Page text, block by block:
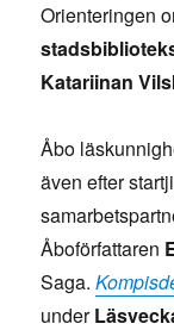
Orienteringen
Katariinan
Åbo
även efter
Åboförfattaren
Saga.
under